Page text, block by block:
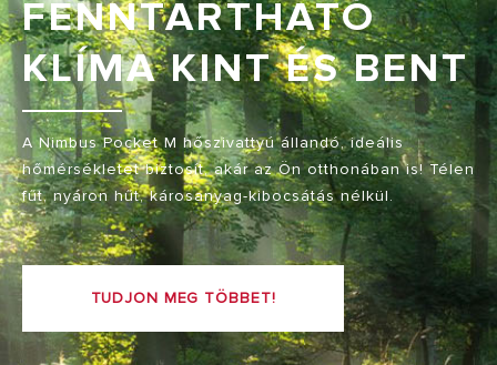
FENNTARTHATÓ
KLÍMA KINT ÉS BENT
A Nimbus Pocket M hőszivattyú állandó, ideális
hőmérsékletet biztosít, akár az Ön otthonában is! Télen
fűt, nyáron hűt, károsanyag-kibocsátás nélkül.
TUDJON MEG TÖBBET!